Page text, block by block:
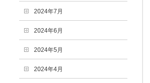
2024年7月
2024年6月
2024年5月
2024年4月